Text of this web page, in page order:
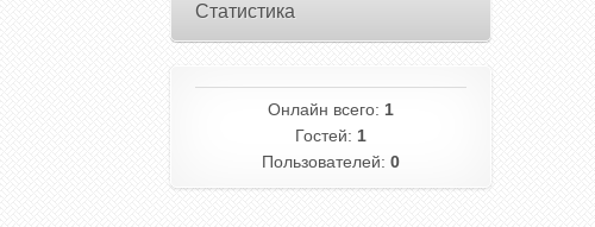
Статистика
Онлайн всего: 1
Гостей: 1
Пользователей: 0